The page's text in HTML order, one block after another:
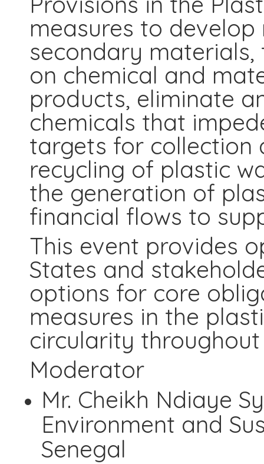
measures to
secondary
on chemical and
products, eliminate
chemicals that
targets for collection
recycling of plastic
the generation of
financial flows to
This event provides
States and
options for core
measures in the
circularity
Moderator
Mr. Cheikh Ndiaye
Environment and
Senegal